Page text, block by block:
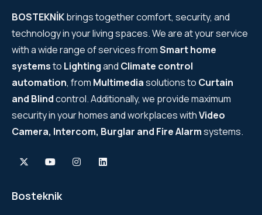
BOSTEKNİKbrings together comfort, security, and
technology in your living spaces. We are at your service
with a wide range of services fromSmart home
systemsto Lightingand Climate control
automation, from Multimediasolutions to Curtain
and Blindcontrol. Additionally, we provide maximum
security in your homes and workplaces withVideo
Camera, Intercom, Burglar and Fire Alarmsystems.
Bosteknik